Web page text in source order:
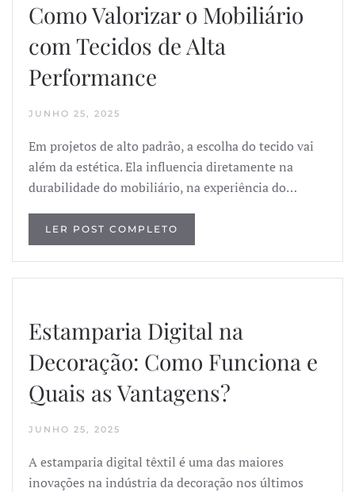
Como Valorizar o Mobiliário
com Tecidos de Alta
Performance
JUNHO 25, 2025
Em projetos de alto padrão, a escolha do tecido vai
além da estética. Ela influencia diretamente na
durabilidade do mobiliário, na experiência do…
LER POST COMPLETO
Estamparia Digital na
Decoração: Como Funciona e
Quais as Vantagens?
JUNHO 25, 2025
A estamparia digital têxtil é uma das maiores
inovações na indústria da decoração nos últimos